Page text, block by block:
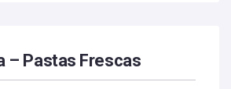
– Pastas Frescas